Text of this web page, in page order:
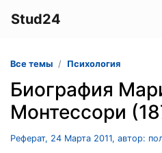
Stud24
Все темы Психология
Биография
Монтессори
Реферат, 24 Марта 2011, автор: